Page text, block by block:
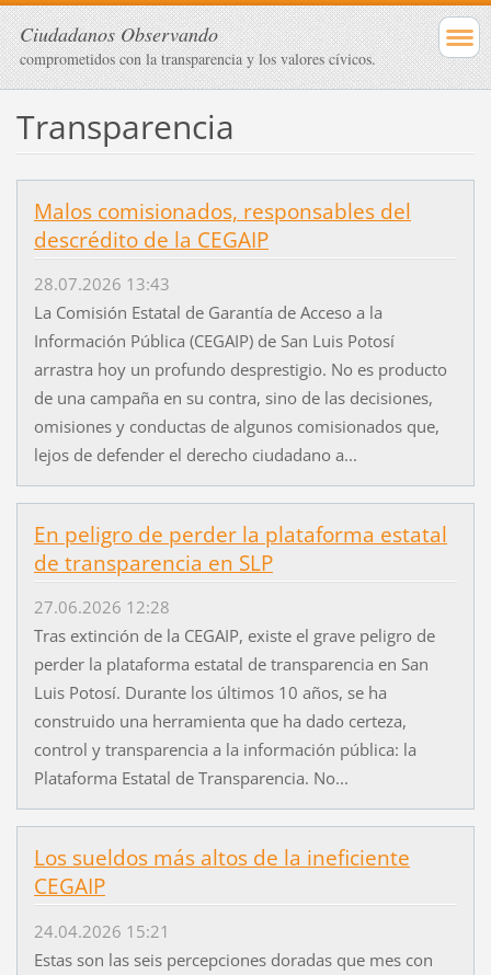
Ciudadanos Observando
comprometidos con la transparencia y los valores cívicos.
Transparencia
Malos comisionados, responsables del
descrédito de la CEGAIP
28.07.2026 13:43
La Comisión Estatal de Garantía de Acceso a la
Información Pública (CEGAIP) de San Luis Potosí
arrastra hoy un profundo desprestigio. No es producto
de una campaña en su contra, sino de las decisiones,
omisiones y conductas de algunos comisionados que,
lejos de defender el derecho ciudadano a...
En peligro de perder la plataforma estatal
de transparencia en SLP
27.06.2026 12:28
Tras extinción de la CEGAIP, existe el grave peligro de
perder la plataforma estatal de transparencia en San
Luis Potosí. Durante los últimos 10 años, se ha
construido una herramienta que ha dado certeza,
control y transparencia a la información pública: la
Plataforma Estatal de Transparencia. No...
Los sueldos más altos de la ineficiente
CEGAIP
24.04.2026 15:21
Estas son las seis percepciones doradas que mes con